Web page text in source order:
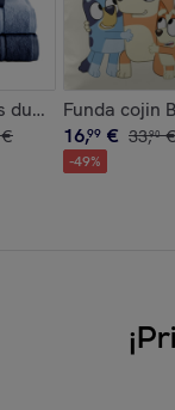
ducha + 2 toallas
€
Funda cojin
16,99 € 33,90
-49%